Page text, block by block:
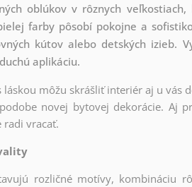
oblúkov v rôznych
farby pôsobí pokojne a
kútov alebo detských izieb.
aplikáciu.
láskou môžu skrášliť interiér aj u
novej bytovej dekorácie. Aj
radi vracať.
rozličné motívy, kombináciu